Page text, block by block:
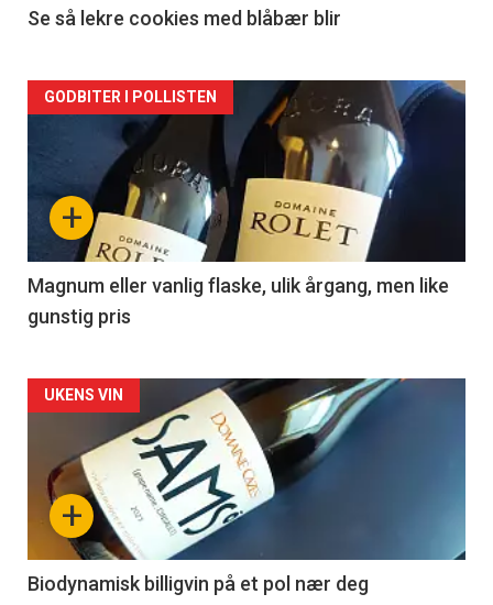
2
Se så lekre cookies med blåbær blir
Forsiden
akkurat
nå
3
+
GODBITER I POLLISTEN
Magnum eller vanlig flaske, ulik årgang, men like
gunstig pris
Forsiden
akkurat
nå
4
+
UKENS VIN
Biodynamisk billigvin på et pol nær deg